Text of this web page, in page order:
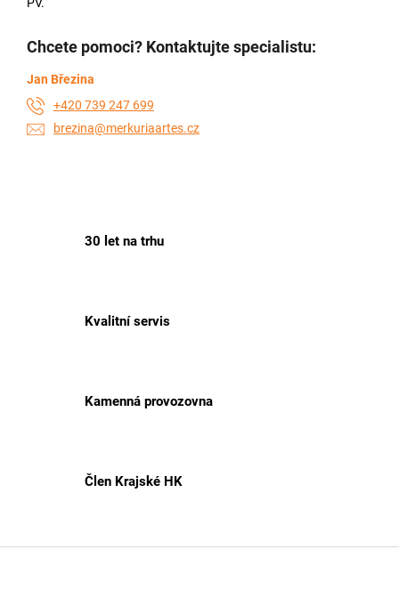
30 let na trhu
Kvalitní servis
Kamenná provozovna
Člen Krajské HK
Chcete pomoci? Kontaktujte specialistu:
Jan Březina
+420 739 247 699
brezina@merkuriaartes.cz